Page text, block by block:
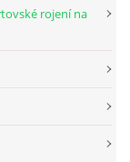
rojení na